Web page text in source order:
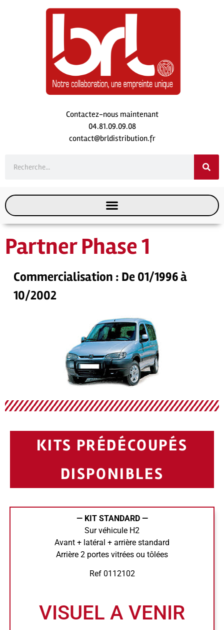
Contactez-nous maintenant
04.81.09.09.08
contact@brldistribution.fr
Partner Phase 1
Commercialisation : De 01/1996 à
10/2002
KITS PRÉDÉCOUPÉS
DISPONIBLES
— KIT STANDARD —
Sur véhicule H2
Avant + latéral + arrière standard
Arrière 2 portes vitrées ou tôlées
Ref 0112102
VISUEL A VENIR